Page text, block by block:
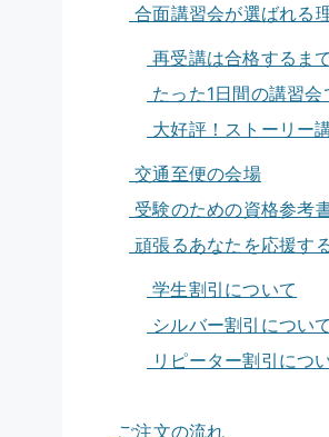
合面講習会が選ばれる
再受講は合格するま
たった1日間の講習会
大好評！ストーリー
交通至便の会場
受験のための資格参考
頑張るあなたを応援す
学生割引について
シルバー割引について
リピーター割引につ
ご注文の流れ